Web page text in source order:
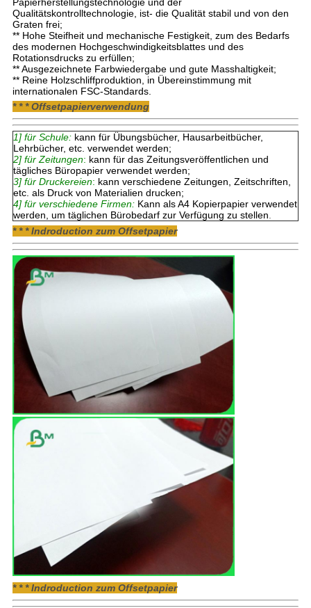
Qualitätskontrolltechnologie, ist- die Qualität stabil und von den
Graten frei;
** Hohe Steifheit und mechanische Festigkeit, zum des Bedarfs
des modernen Hochgeschwindigkeitsblattes und des
Rotationsdrucks zu erfüllen;
** Ausgezeichnete Farbwiedergabe und gute Masshaltigkeit;
** Reine Holzschliffproduktion, in Übereinstimmung mit
internationalen FSC-Standards.
* * * Offsetpapierverwendung
1] für Schule: kann für Übungsbücher, Hausarbeitbücher,
Lehrbücher, etc. verwendet werden;
2] für Zeitungen: kann für das Zeitungsveröffentlichen und
tägliches Büropapier verwendet werden;
3] für Druckereien: kann verschiedene Zeitungen, Zeitschriften,
etc. als Druck von Materialien drucken;
4] für verschiedene Firmen: Kann als A4 Kopierpapier verwendet
werden, um täglichen Bürobedarf zur Verfügung zu stellen
* * * Indroduction zum Offsetpapier
* * * Indroduction zum Offsetpapier